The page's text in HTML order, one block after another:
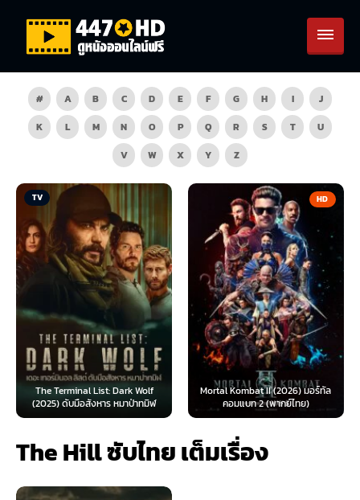
# A B C D E F G H I
J
K
L M N O P Q R S T
U
V
W X Y Z
TV
The Terminal List: Dark Wolf
(2025) ดับมือสังหาร หมาป่าทมิฬ
HD
Mortal Kombat II (2026) มอร์ทัล
คอมแบท 2 (พากย์ไทย)
The Hill ซับไทย เต็มเรื่อง